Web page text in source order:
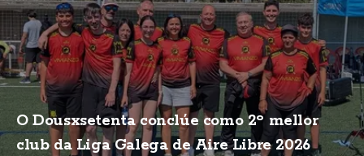
O Dousxsetenta conclúe como 2º mellor
club da Liga Galega de Aire Libre 2026